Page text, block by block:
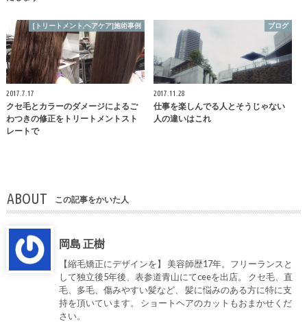
[トリートメント,ヘアケア]施術事例
2017.7.17
クセ毛とカラーのダメージによるご
わつきの修正をトリートメントスト
レートで
ブログ
2017.11.28
仕事を楽しんでる人とそうじゃない
人の違いはこれ
ABOUT この記事をかいた人
岡島 正樹
【縮毛矯正にデザインを】 美容師歴17年。フリーランスと
して独立後5年後、表参道青山にてceeを出店。 クセ毛、直
毛、多毛、傷みやすい髪など、 髪に悩みのある方に特に支
持を頂いています。 ショートヘアのカットもおまかせくだ
さい。